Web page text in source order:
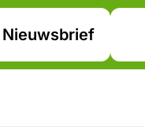
Nieuwsbrief